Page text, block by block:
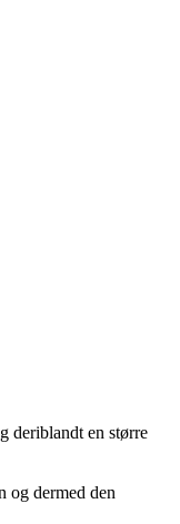
deriblandt en større
og dermed den